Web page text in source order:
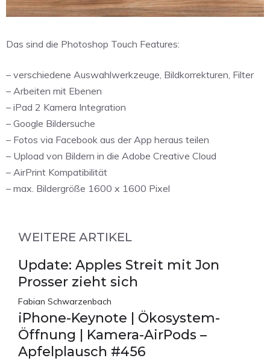
Das sind die Photoshop Touch Features:
– verschiedene Auswahlwerkzeuge, Bildkorrekturen, Filter
– Arbeiten mit Ebenen
– iPad 2 Kamera Integration
– Google Bildersuche
– Fotos via Facebook aus der App heraus teilen
– Upload von Bildern in die Adobe Creative Cloud
– AirPrint Kompatibilität
– max. Bildergröße 1600 x 1600 Pixel
WEITERE ARTIKEL
Update: Apples Streit mit Jon
Prosser zieht sich
Fabian Schwarzenbach
iPhone-Keynote | Ökosystem-
Öffnung | Kamera-AirPods –
Apfelplausch #456